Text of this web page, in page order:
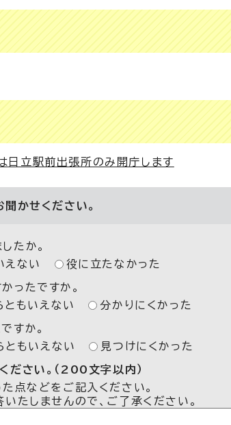
日立駅前出張所のみ開庁します
かせください。
たか。
えない 役に立たなかった
ったですか。
ともいえない 分かりにくかった
すか。
ともいえない 見つけにくかった
ださい。（200文字以内）
点などをご記入ください。
たしませんので、ご了承ください。